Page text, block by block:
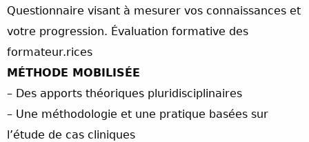
Questionnaire visant à mesurer vos connaissances et
votre progression. Évaluation formative des
formateur.rices
MÉTHODE MOBILISÉE
– Des apports théoriques pluridisciplinaires
– Une méthodologie et une pratique basées sur
l’étude de cas cliniques